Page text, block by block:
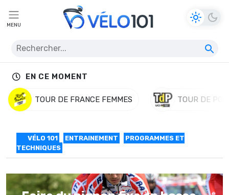
MENU
EN CE MOMENT
TOUR DE FRANCE FEMMES TOUR DE
VÉLO 101 ENTRAINEMENT
PROGRAMMES ET
TECHNIQUES